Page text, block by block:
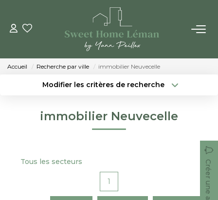
ACHETER
LES AGENCES
Qui Sommes-Nous
Accueil Recherche par ville immobilier Neuvecelle
Modifier les critères de recherche
immobilier Neuvecelle
Tous les secteurs Créer une alerte
1